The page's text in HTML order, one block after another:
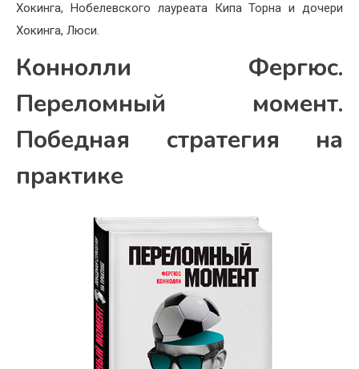
Хокинга, Нобелевского лауреата Кипа Торна и дочери
Хокинга, Люси.
Коннолли Фергюс.
Переломный момент.
Победная стратегия на
практике